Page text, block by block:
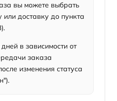
вы можете выбрать
доставку до пункта
в зависимости от
заказа
изменения статуса